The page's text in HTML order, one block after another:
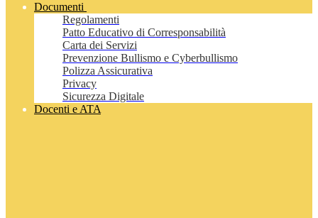
Documenti
Regolamenti
Patto Educativo di Corresponsabilità
Carta dei Servizi
Prevenzione Bullismo e Cyberbullismo
Polizza Assicurativa
Privacy
Sicurezza Digitale
Docenti e ATA